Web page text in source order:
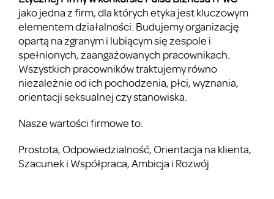
jako jedna z firm, dla których etyka jest kluczowym
elementem działalności. Budujemy organizację
opartą na zgranym i lubiącym się zespole i
spełnionych, zaangażowanych pracownikach.
Wszystkich pracowników traktujemy równo
niezależnie od ich pochodzenia, płci, wyznania,
orientacji seksualnej czy stanowiska.
Nasze wartości firmowe to:
Prostota, Odpowiedzialność, Orientacja na klienta,
Szacunek i Współpraca, Ambicja i Rozwój